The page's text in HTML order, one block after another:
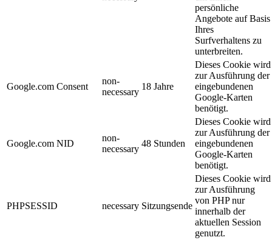
persönliche
Angebote auf Basis
Ihres
Surfverhaltens zu
unterbreiten.
Google.com Consent
non-
necessary
18 Jahre
Dieses Cookie wird
zur Ausführung der
eingebundenen
Google-Karten
benötigt.
Google.com NID
non-
necessary
48 Stunden
Dieses Cookie wird
zur Ausführung der
eingebundenen
Google-Karten
benötigt.
PHPSESSID necessary Sitzungsende
Dieses Cookie wird
zur Ausführung
von PHP nur
innerhalb der
aktuellen Session
genutzt.